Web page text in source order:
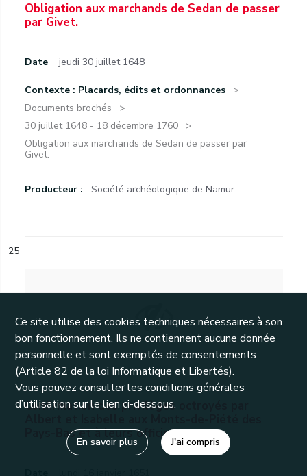
Obligation aux marchands de Sedan de passer
par Givet.
Date jeudi 30 juillet 1648
Contexte : Placards, édits et ordonnances
Documents brochés
30 juillet 1648 - 18 décembre 1760
Obligation aux marchands de Sedan de passer par
Givet.
Producteur : Société archéologique de Namur
25
Confirmation des privilèges octroyés par
Pays-Bas et à leurs officiers.
Ce site utilise des cookies techniques nécessaires à son
bon fonctionnement. Ils ne contiennent aucune donnée
personnelle et sont exemptés de consentements
(Article 82 de la loi Informatique et Libertés).
Vous pouvez consulter les conditions générales
d’utilisation sur le lien ci-dessous.
En savoir plus J'ai compris